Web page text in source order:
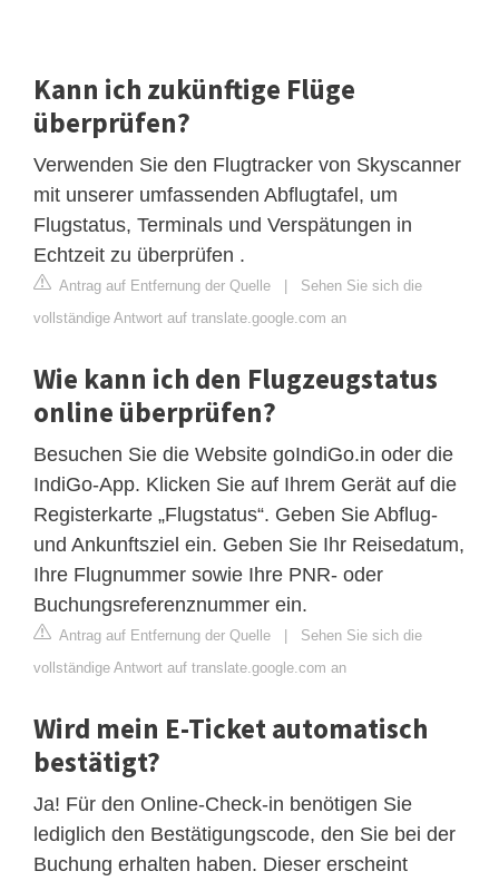
Kann ich zukünftige Flüge
überprüfen?
Verwenden Sie den Flugtracker von Skyscanner
mit unserer umfassenden Abflugtafel, um
Flugstatus, Terminals und Verspätungen in
Echtzeit zu überprüfen .
Antrag auf Entfernung der Quelle | Sehen Sie sich die
vollständige Antwort auf translate.google.com an
Wie kann ich den Flugzeugstatus
online überprüfen?
Besuchen Sie die Website goIndiGo.in oder die
IndiGo-App. Klicken Sie auf Ihrem Gerät auf die
Registerkarte „Flugstatus“. Geben Sie Abflug-
und Ankunftsziel ein. Geben Sie Ihr Reisedatum,
Ihre Flugnummer sowie Ihre PNR- oder
Buchungsreferenznummer ein.
Antrag auf Entfernung der Quelle | Sehen Sie sich die
vollständige Antwort auf translate.google.com an
Wird mein E-Ticket automatisch
bestätigt?
Ja! Für den Online-Check-in benötigen Sie
lediglich den Bestätigungscode, den Sie bei der
Buchung erhalten haben. Dieser erscheint